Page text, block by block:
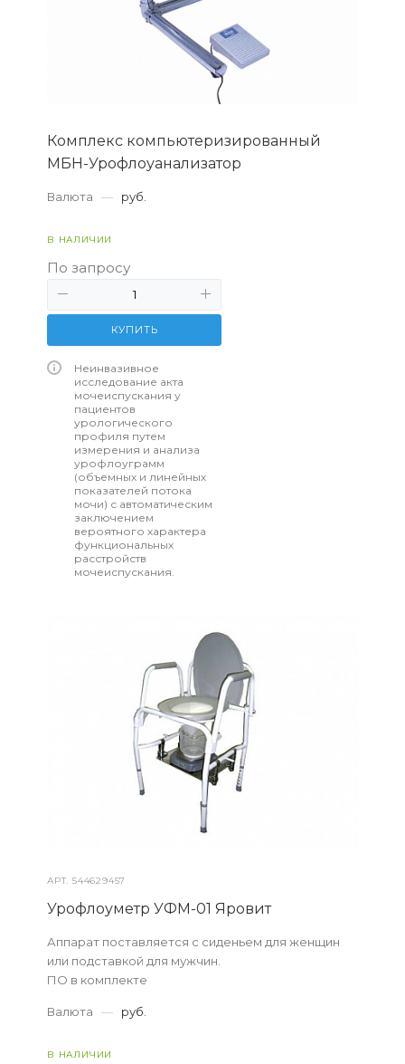
Комплекс компьютеризированный
МБН-Урофлоуанализатор
Валюта — руб.
В НАЛИЧИИ
По запросу
КУПИТЬ
Неинвазивное
исследование акта
мочеиспускания у
пациентов
урологического
профиля путем
измерения и анализа
урофлоуграмм
(объемных и линейных
показателей потока
мочи) с автоматическим
заключением
вероятного характера
функциональных
расстройств
мочеиспускания.
АРТ.544629457
Урофлоуметр УФМ-01 Яровит
Аппарат поставляется с сиденьем для женщин
или подставкой для мужчин.
ПО в комплекте
Валюта — руб.
В НАЛИЧИИ